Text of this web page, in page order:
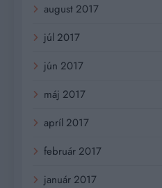
august 2017
júl 2017
jún 2017
máj 2017
apríl 2017
február 2017
január 2017